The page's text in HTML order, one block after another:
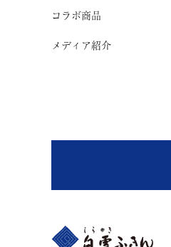
コラボ商品
メディア紹介